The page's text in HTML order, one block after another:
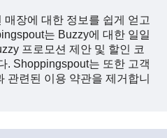
장에 대한 정보를 쉽게 얻고
는 Buzzy에 대한 일일
프로모션 제안 및 할인 코
. Shoppingspout는 또한 고객
관련된 이용 약관을 제거합니